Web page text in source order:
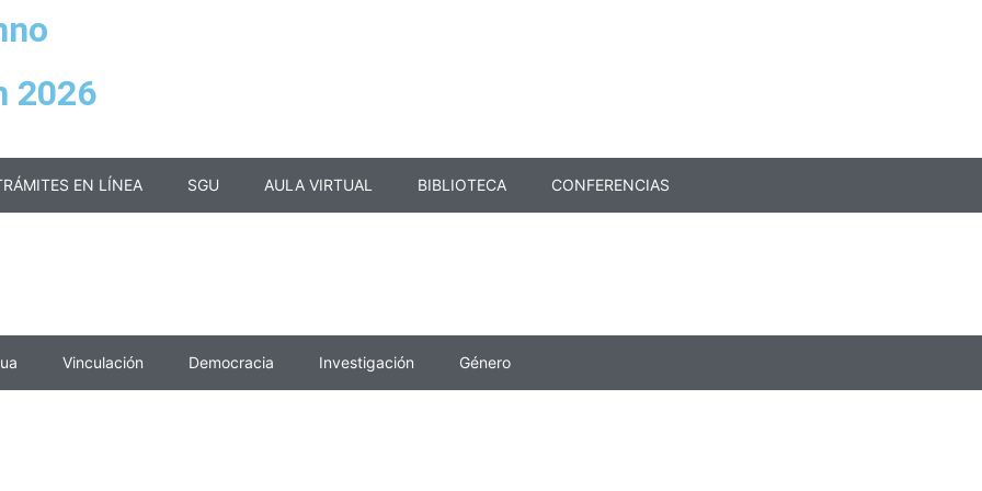
2026
EN LÍNEA SGU AULA VIRTUAL BIBLIOTECA CONFERENCIAS
Vinculación Democracia Investigación Género